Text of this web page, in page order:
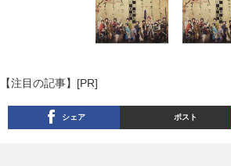
【注目の記事】[PR]
シェア ポスト